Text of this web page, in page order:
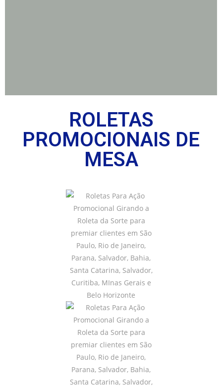
ROLETAS
PROMOCIONAIS DE
MESA